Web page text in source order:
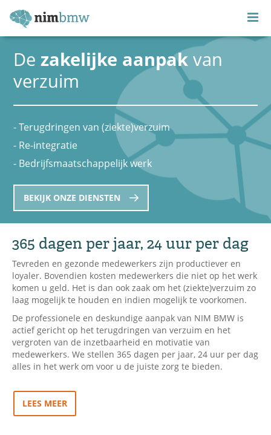
Dezakelijke aanpak van
verzuim
- Terugdringen van (ziekte)verzuim
- Re-integratie
- Bedrijfsmaatschappelijk werk
BEKIJK ONZE DIENSTEN
365 dagen per jaar, 24 uur per dag
Tevreden en gezonde medewerkers zijn productiever en
loyaler. Bovendien kosten medewerkers die niet op het werk
komen u geld. Het is dan ook zaak om het (ziekte)verzuim zo
laag mogelijk te houden en indien mogelijk te voorkomen.
De professionele en deskundige aanpak van NIM BMW is
actief gericht op het terugdringen van verzuim en het
vergroten van de inzetbaarheid en motivatie van
medewerkers. We stellen 365 dagen per jaar, 24 uur per dag
alles in het werk om voor u de juiste zorg te bieden.
LEES MEER